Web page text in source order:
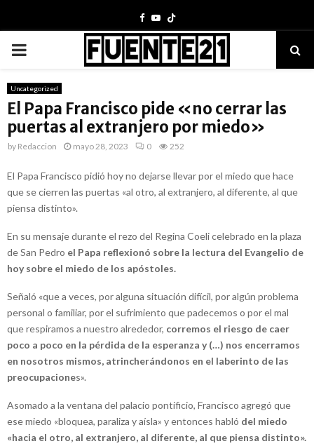
Facebook
Youtube
PRIMARY
MENU
Uncategorized
El Papa Francisco pide «no cerrar las
puertas al extranjero por miedo»
by Redaccion mayo 28, 2023 0 252
El Papa Francisco pidió hoy no dejarse llevar por el miedo que hace
que se cierren las puertas «al otro, al extranjero, al diferente, al que
piensa distinto».
En su mensaje durante el rezo del Regina Coeli celebrado en la plaza
de San Pedro el Papa reflexionó sobre la lectura del Evangelio de
hoy sobre el miedo de los apóstoles.
Señaló «que a veces, por alguna situación difícil, por algún problema
personal o familiar, por el sufrimiento que padecemos o por el mal
que respiramos a nuestro alrededor, corremos el riesgo de caer
poco a poco en la pérdida de la esperanza y (…) nos encerramos
en nosotros mismos, atrincherándonos en el laberinto de las
preocupaciones».
Asomado a la ventana del palacio pontificio, Francisco agregó que
ese miedo «bloquea, paraliza y aísla» y entonces habló del miedo
«hacia el otro, al extranjero, al diferente, al que piensa distinto».